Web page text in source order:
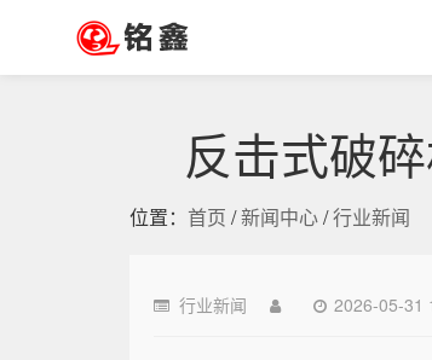
反击式破
位置： 首页 /新闻中心/行业新闻
行业新闻 2026-05-31